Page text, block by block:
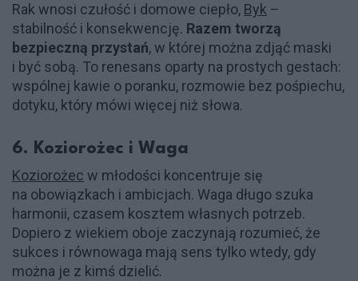
Rak wnosi czułość i domowe ciepło, Byk –
stabilność i konsekwencję. Razem tworzą
bezpieczną przystań, w której można zdjąć maski
i być sobą. To renesans oparty na prostych gestach:
wspólnej kawie o poranku, rozmowie bez pośpiechu,
dotyku, który mówi więcej niż słowa.
6. Koziorożec i Waga
Koziorożec w młodości koncentruje się
na obowiązkach i ambicjach. Waga długo szuka
harmonii, czasem kosztem własnych potrzeb.
Dopiero z wiekiem oboje zaczynają rozumieć, że
sukces i równowaga mają sens tylko wtedy, gdy
można je z kimś dzielić.